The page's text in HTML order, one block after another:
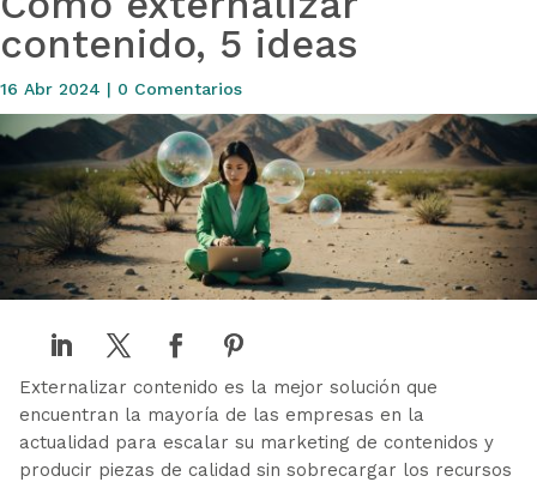
contenido, 5 ideas
16 Abr 2024 | 0 Comentarios
Externalizar contenido es la mejor solución que
encuentran la mayoría de las empresas en la
actualidad para escalar su marketing de contenidos y
producir piezas de calidad sin sobrecargar los recursos